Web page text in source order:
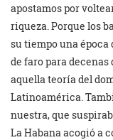
apostamos por
riqueza. Porque los
su tiempo una
de faro para
aquella teoría del
Latinoamérica.
nuestra, que
La Habana acogió a